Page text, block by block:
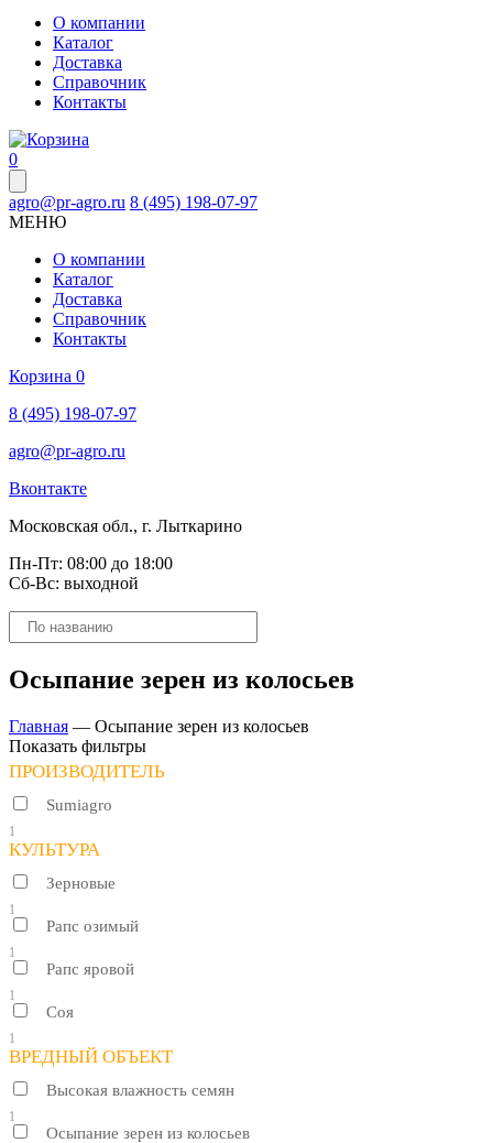
О компании
Каталог
Доставка
Справочник
Контакты
0
agro@pr-agro.ru 8 (495) 198-07-97
МЕНЮ
О компании
Каталог
Доставка
Справочник
Контакты
Корзина 0
8 (495) 198-07-97
agro@pr-agro.ru
Вконтакте
Московская обл., г. Лыткарино
Пн-Пт: 08:00 до 18:00
Сб-Вс: выходной
Поиск
товаров
Осыпание зерен из колосьев
Главная — Осыпание зерен из колосьев
Показать фильтры
ПРОИЗВОДИТЕЛЬ
Sumiagro
1
КУЛЬТУРА
Зерновые
1
Рапс озимый
1
Рапс яровой
1
Соя
1
ВРЕДНЫЙ ОБЪЕКТ
Высокая влажность семян
1
Осыпание зерен из колосьев